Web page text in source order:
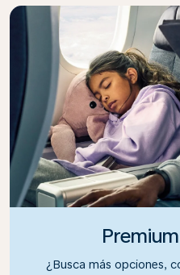
¿Busca más opciones,